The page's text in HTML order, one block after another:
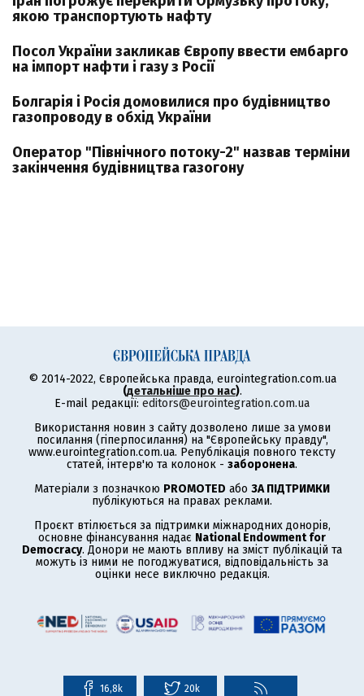
якою транспортують нафту
Посол України закликав Європу ввести ембарго
на імпорт нафти і газу з Росії
Болгарія і Росія домовилися про будівництво
газопроводу в обхід України
Оператор "Північного потоку-2" назвав терміни
закінчення будівництва газогону
© 2014-2022, Європейська правда, eurointegration.com.ua
(детальніше про нас).
E-mail редакції: editors@eurointegration.com.ua
Використання новин з сайту дозволено лише за умови
посилання (гіперпосилання) на "Європейську правду",
www.eurointegration.com.ua. Републікація повного тексту
статей, інтерв'ю та колонок - заборонена.
Матеріали з позначкою PROMOTED або ЗА ПІДТРИМКИ
публікуються на правах реклами.
Проєкт втілюється за підтримки міжнародних донорів,
основне фінансування надає National Endowment for
Democracy. Донори не мають впливу на зміст публікацій та
можуть із ними не погоджуватися, відповідальність за
оцінки несе виключно редакція.
16,8k 20k